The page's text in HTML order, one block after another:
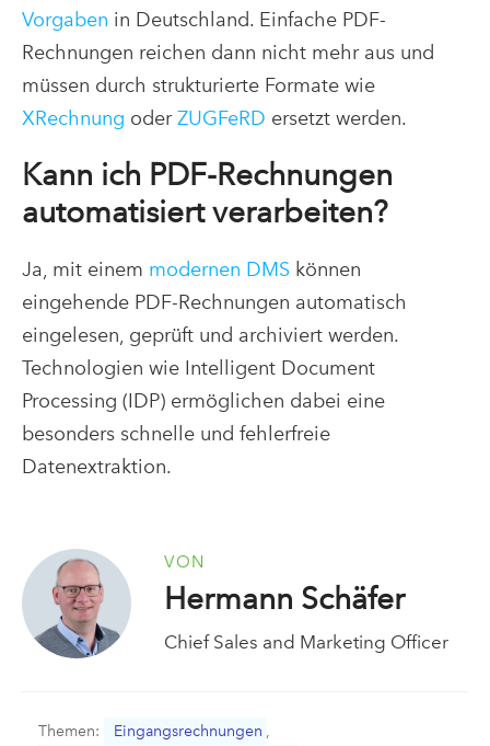
Vorgaben in Deutschland. Einfache PDF-
Rechnungen reichen dann nicht mehr aus und
müssen durch strukturierte Formate wie
XRechnung oderZUGFeRD ersetzt werden.
Kann ich PDF-Rechnungen
automatisiert verarbeiten?
Ja, mit einem modernen DMS können
eingehende PDF-Rechnungen automatisch
eingelesen, geprüft und archiviert werden.
Technologien wie Intelligent Document
Processing (IDP) ermöglichen dabei eine
besonders schnelle und fehlerfreie
Datenextraktion.
VON
Hermann Schäfer
Chief Sales and Marketing Officer
Themen: Eingangsrechnungen